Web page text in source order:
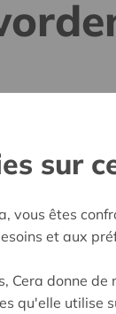
sur
vous êtes
et aux
Cera donne
qu'elle utilise